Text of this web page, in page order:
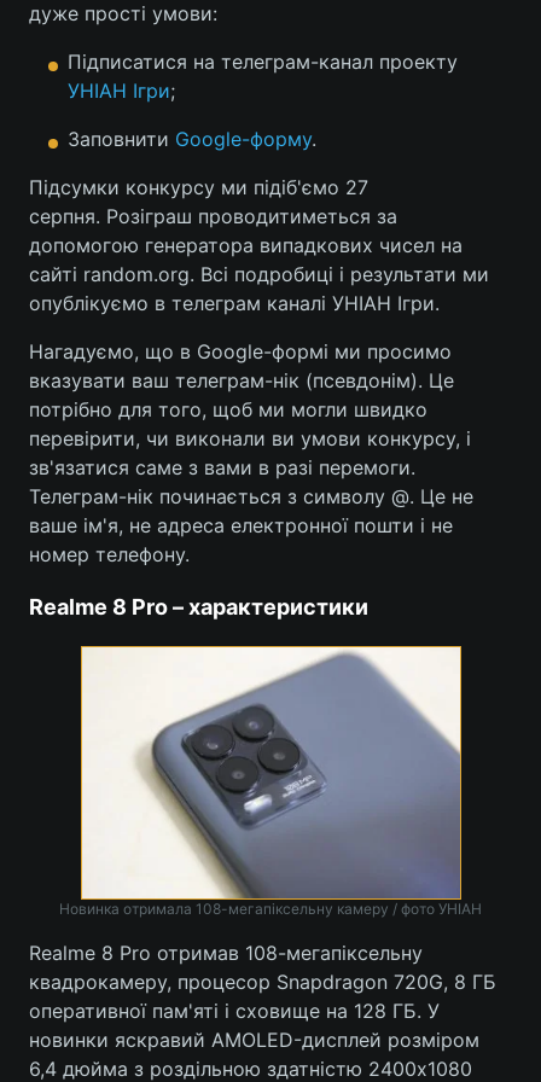
дуже прості умови:
Підписатися на телеграм-канал проекту
УНІАН Ігри;
Заповнити Google-форму.
Підсумки конкурсу ми підіб'ємо 27
серпня. Розіграш проводитиметься за
допомогою генератора випадкових чисел на
сайті random.org. Всі подробиці і результати ми
опублікуємо в телеграм каналі УНІАН Ігри.
Нагадуємо, що в Google-формі ми просимо
вказувати ваш телеграм-нік (псевдонім). Це
потрібно для того, щоб ми могли швидко
перевірити, чи виконали ви умови конкурсу, і
зв'язатися саме з вами в разі перемоги.
Телеграм-нік починається з символу @. Це не
ваше ім'я, не адреса електронної пошти і не
номер телефону.
Realme 8 Pro – характеристики
Новинка отримала 108-мегапіксельну камеру / фото УНІАН
Realme 8 Pro отримав 108-мегапіксельну
квадрокамеру, процесор Snapdragon 720G, 8 ГБ
оперативної пам'яті і сховище на 128 ГБ. У
новинки яскравий AMOLED-дисплей розміром
6,4 дюйма з роздільною здатністю 2400х1080